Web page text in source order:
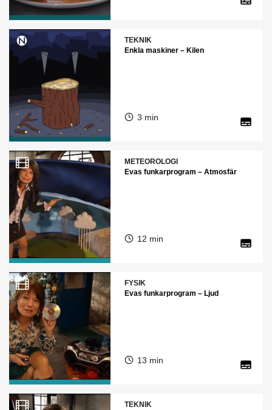
TEKNIK
Enkla maskiner – Kilen
3 min
METEOROLOGI
Evas funkarprogram – Atmosfär
12 min
FYSIK
Evas funkarprogram – Ljud
13 min
TEKNIK